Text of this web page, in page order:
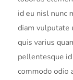
id eu nisl nunc
diam vulputate
quis varius
pellentesque
commodo odio